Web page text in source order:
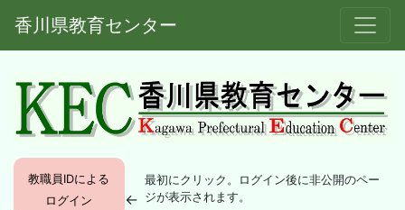
香川県教育センター
教職員IDによる
ログイン
←
最初にクリック。ログイン後に非公開のペー
ジが表示されます。